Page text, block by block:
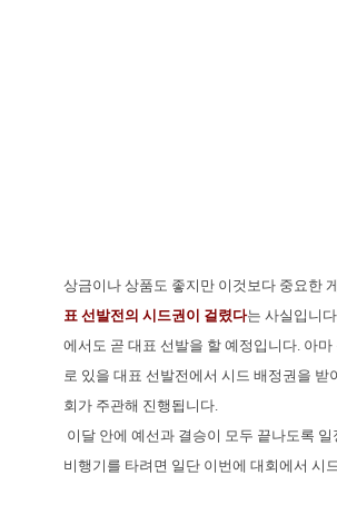
상금이나 상품도 좋지만 이것보다 중요한
표 선발전의 시드권이 걸렸다는 사실입니
에서도 곧 대표 선발을 할 예정입니다. 아
로 있을 대표 선발전에서 시드 배정권을
회가 주관해 진행됩니다.
이달 안에 예선과 결승이 모두 끝나도록
비행기를 타려면 일단 이번에 대회에서 시